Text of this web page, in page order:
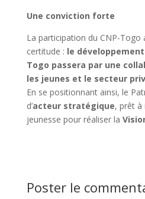
Une conviction forte
La participation du CNP-Togo
certitude : le
Togo passera par une
les jeunes et le secteur
En se positionnant ainsi, le
d’acteur stratégique, prêt à
jeunesse pour réaliser la
Poster le